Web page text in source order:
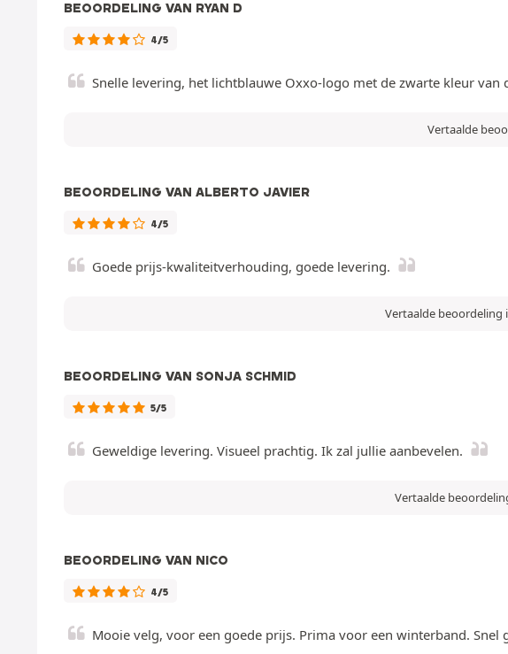
BEOORDELING VAN RYAN D
4/5
Snelle levering, het lichtblauwe Oxxo-logo met de zwarte kleur
Vertaalde
BEOORDELING VAN ALBERTO JAVIER
4/5
Goede prijs-kwaliteitverhouding, goede levering.
Vertaalde beoordeling
BEOORDELING VAN SONJA SCHMID
5/5
Geweldige levering. Visueel prachtig. Ik zal jullie aanbevelen.
Vertaalde
BEOORDELING VAN NICO
4/5
Mooie velg, voor een goede prijs. Prima voor een winterband.